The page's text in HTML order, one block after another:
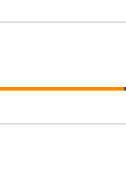
跳ね上げ式アームレスト
整 スイベル VESA対応
1) (ケース販売)